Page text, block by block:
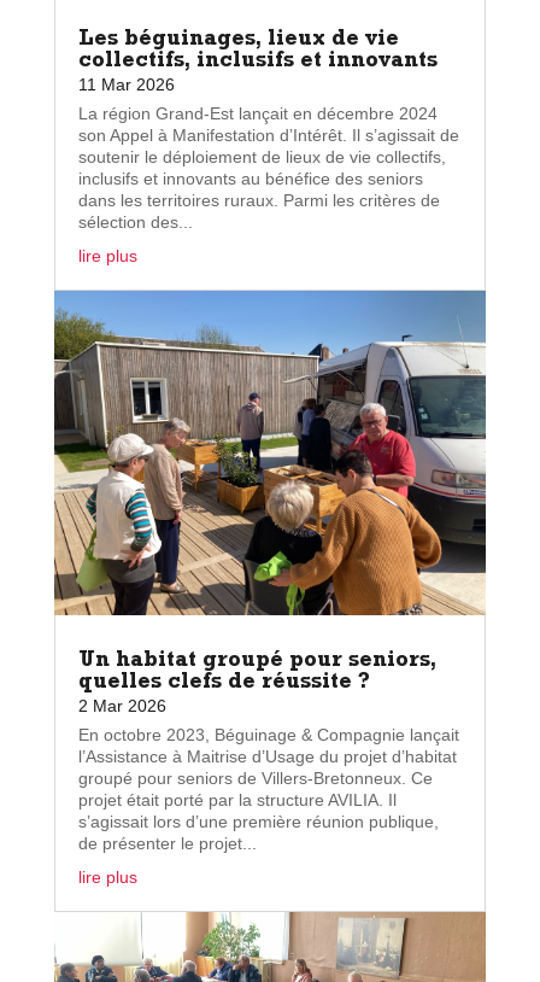
Les béguinages, lieux de vie
collectifs, inclusifs et innovants
11 Mar 2026
La région Grand-Est lançait en décembre 2024
son Appel à Manifestation d’Intérêt. Il s’agissait de
soutenir le déploiement de lieux de vie collectifs,
inclusifs et innovants au bénéfice des seniors
dans les territoires ruraux. Parmi les critères de
sélection des...
lire plus
Un habitat groupé pour seniors,
quelles clefs de réussite ?
2 Mar 2026
En octobre 2023, Béguinage & Compagnie lançait
l’Assistance à Maitrise d’Usage du projet d’habitat
groupé pour seniors de Villers-Bretonneux. Ce
projet était porté par la structure AVILIA. Il
s’agissait lors d’une première réunion publique,
de présenter le projet...
lire plus